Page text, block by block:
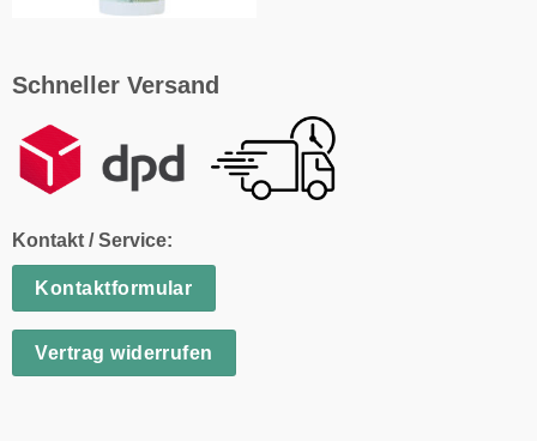
Schneller Versand
Kontakt / Service:
Kontaktformular
Vertrag widerrufen